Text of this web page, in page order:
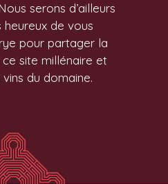
serons d’ailleurs
de vous
pour partager la
site millénaire et
du domaine.